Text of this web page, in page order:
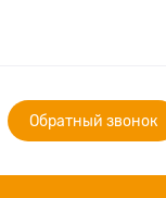
Обратный звонок